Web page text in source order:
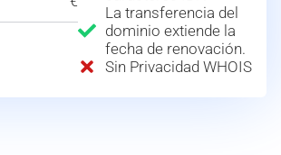
La transferencia del
dominio extiende la
fecha de renovación.
Sin Privacidad WHOIS